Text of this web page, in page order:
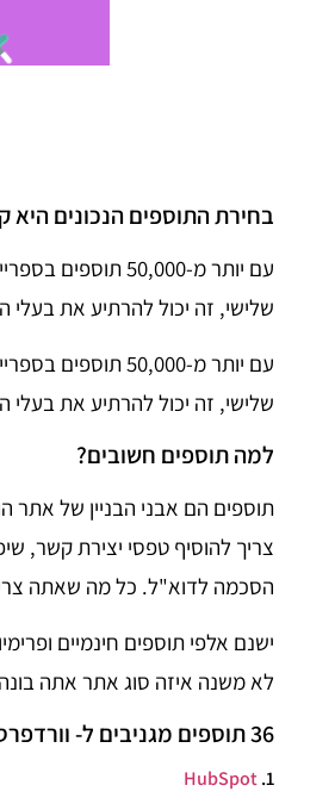
בחירת התוספים הנכונים
עם יותר מ-
שלישי, זה יכול להרתיע את
עם יותר מ-
שלישי, זה יכול להרתיע את
למה תוספים חשובים?
תוספים הם אבני הבניין של אתר
צריך להוסיף טפסי יצירת קשר,
הסכמה לדוא"ל. כל מה שאתה
ישנם אלפי תוספים חינמיים
לא משנה איזה סוג אתר אתה
36 תוספים מגניבים ל- וורדפרס:
1.
HubSpot